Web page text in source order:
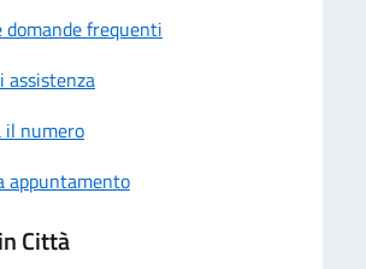
domande frequenti
assistenza
il numero
appuntamento
Città